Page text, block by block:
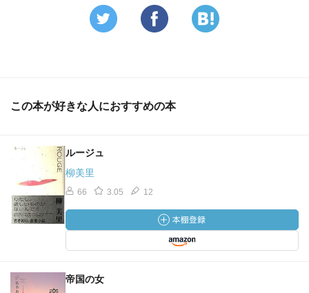
この本が好きな人におすすめの本
ルージュ
柳美里
66 3.05 12
帝国の女